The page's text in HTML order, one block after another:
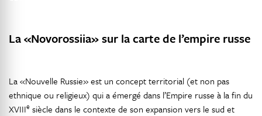
La «Novorossiia» sur la carte de l’empire russe
La «Nouvelle Russie» est un concept territorial (et non pas
ethnique ou religieux) qui a émergé dans l’Empire russe à la fin du
XVIIIe siècle dans le contexte de son expansion vers le sud et